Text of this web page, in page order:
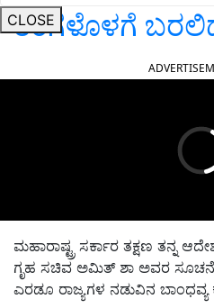
CLOSE
ತಿಂಗಳೊಳಗೆ
ಮಹಾರಾಷ್ಟ್ರ ಸರ್ಕಾರ ತಕ್ಷಣ ತನ್ನ
ಗೃಹ ಸಚಿವ ಅಮಿತ್ ಶಾ ಅವರ
ಎರಡೂ ರಾಜ್ಯಗಳ ನಡುವಿನ ಬಾಂಧವ್ಯ